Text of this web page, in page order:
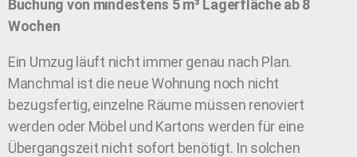
Buchung von mindestens 5 m³ Lagerfläche ab 8
Wochen
Ein Umzug läuft nicht immer genau nach Plan.
Manchmal ist die neue Wohnung noch nicht
bezugsfertig, einzelne Räume müssen renoviert
werden oder Möbel und Kartons werden für eine
Übergangszeit nicht sofort benötigt. In solchen